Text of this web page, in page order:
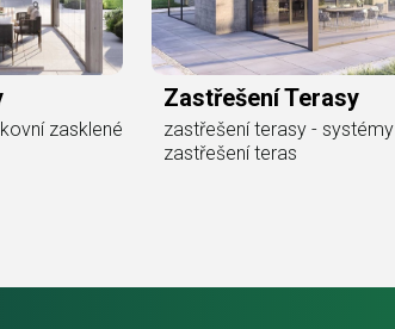
zasklené
Zastřešení Terasy
zastřešení terasy - systémy
zastřešení teras